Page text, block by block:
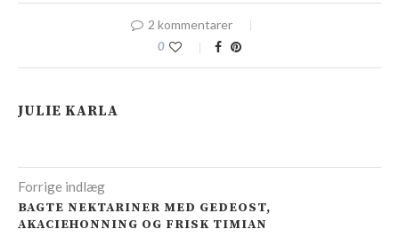
2 kommentarer
0
JULIE KARLA
Forrige indlæg
BAGTE NEKTARINER MED GEDEOST,
AKACIEHONNING OG FRISK TIMIAN